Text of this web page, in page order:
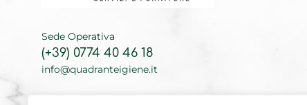
Sede Operativa
(+39) 0774 40 46 18
info@quadranteigiene.it